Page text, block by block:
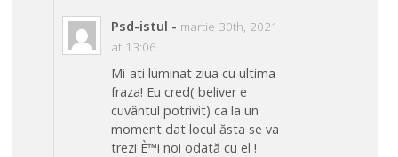
Psd-istul - martie 30th, 2021
at 13:06
Mi-ati luminat ziua cu ultima
fraza! Eu cred( beliver e
cuvântul potrivit) ca la un
moment dat locul ăsta se va
trezi È™i noi odată cu el !